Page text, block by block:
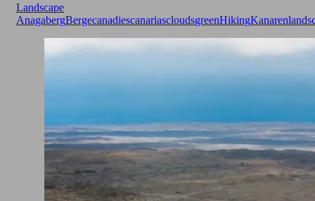
Landscape
AnagabergBergecanadiescanariascloudsgreenHikingKanaren